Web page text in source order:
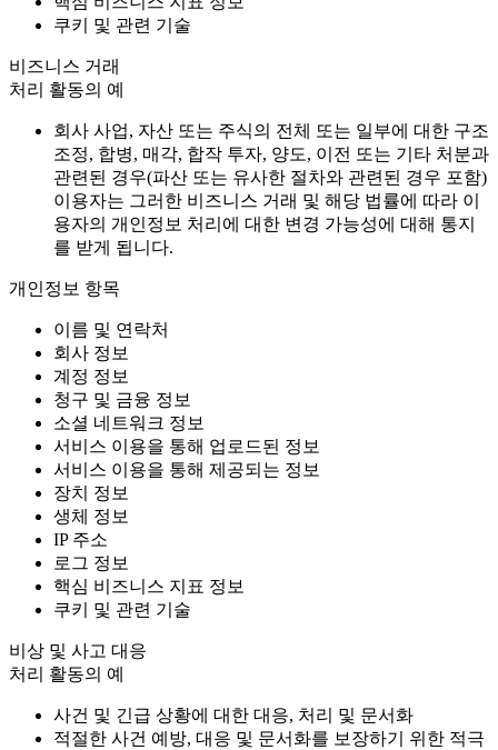
쿠키 및 관련 기술
비즈니스 거래
처리 활동의 예
회사 사업, 자산 또는 주식의 전체 또는 일부에 대한 구조
조정, 합병, 매각, 합작 투자, 양도, 이전 또는 기타 처분과
관련된 경우(파산 또는 유사한 절차와 관련된 경우 포함)
이용자는 그러한 비즈니스 거래 및 해당 법률에 따라 이
용자의 개인정보 처리에 대한 변경 가능성에 대해 통지
를 받게 됩니다.
개인정보 항목
이름 및 연락처
회사 정보
계정 정보
청구 및 금융 정보
소셜 네트워크 정보
서비스 이용을 통해 업로드된 정보
서비스 이용을 통해 제공되는 정보
장치 정보
생체 정보
IP 주소
로그 정보
핵심 비즈니스 지표 정보
쿠키 및 관련 기술
비상 및 사고 대응
처리 활동의 예
사건 및 긴급 상황에 대한 대응, 처리 및 문서화
적절한 사건 예방, 대응 및 문서화를 보장하기 위한 적극